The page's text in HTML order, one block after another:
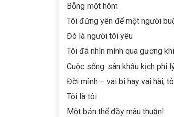
Bỗng một hôm
Tôi đứng yên để một người
Đó là người tôi yêu
Tôi đã nhìn mình qua gương
Cuộc sống: sân khấu kịch phi
Đời mình – vai bi hay vai hài,
Tôi là tôi
Một bản thể đầy mâu thuẫn!